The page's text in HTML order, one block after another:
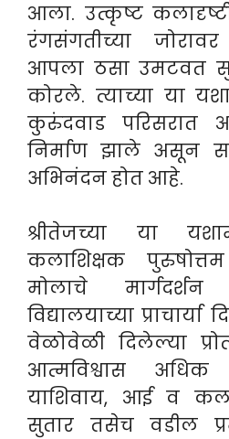
आला. उत्कृष्ट
रंगसंगतीच्या
आपला ठसा उमटवत
कोरले. त्याच्या या
कुरुंदवाड परिसरात
निर्माण झाले असून
अभिनंदन होत आहे.
श्रीतेजच्या या
कलाशिक्षक
मोलाचे
विद्यालयाच्या प्राचार्या
वेळोवेळी दिलेल्या
आत्मविश्वास
याशिवाय, आई व कला
सुतार तसेच वडील